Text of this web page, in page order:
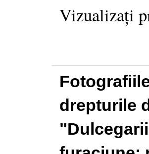
Vizualizați
drepturile